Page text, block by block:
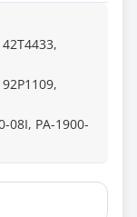
08I, PA-1900-